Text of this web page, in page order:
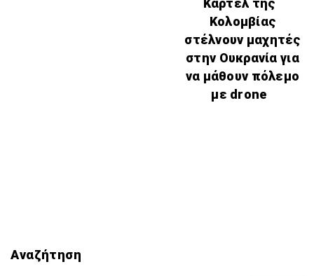
Καρτέλ της
Κολομβίας
στέλνουν μαχητές
στην Ουκρανία για
να μάθουν πόλεμο
με drone
Αναζήτηση